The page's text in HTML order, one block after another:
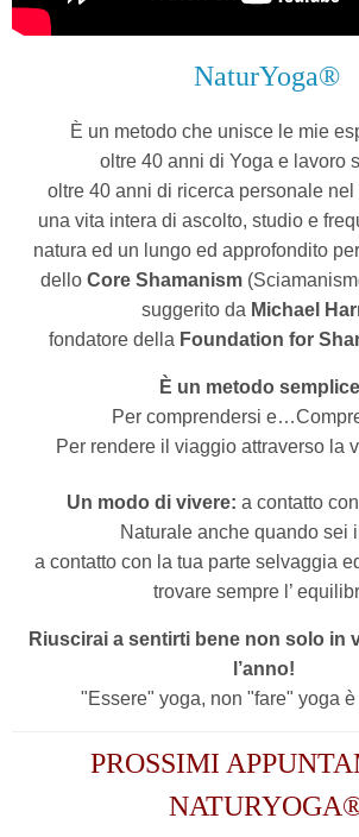
NaturYoga®
È un metodo che unisce le mie
oltre 40 anni di Yoga e lavoro
oltre 40 anni di ricerca personale
una vita intera di ascolto, studio e
natura ed un lungo ed approfondito
dello Core Shamanism
suggerito da Michael
fondatore della Foundation for
È un metodo
Per comprendersi
Per rendere il viaggio attraverso la
Un modo di vivere: a contatto
Naturale anche quando sei
a contatto con la tua parte selvaggia
trovare sempre l’
Riuscirai a sentirti bene non solo in
l’anno!
"Essere" yoga, non "fare" yoga
PROSSIMI